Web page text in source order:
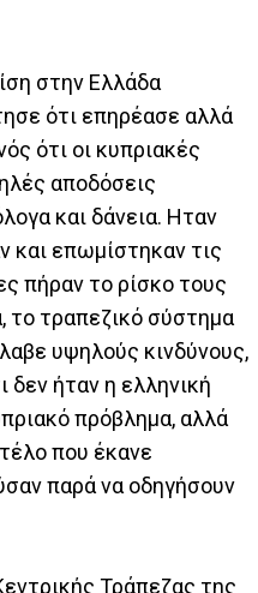
στην Ελλάδα
ότι επηρέασε αλλά
ότι οι κυπριακές
αποδόσεις
και δάνεια. Ηταν
και επωμίστηκαν τις
πήραν το ρίσκο τους
το τραπεζικό σύστημα
υψηλούς κινδύνους,
δεν ήταν η ελληνική
πρόβλημα, αλλά
που έκανε
παρά να οδηγήσουν
Τράπεζας της